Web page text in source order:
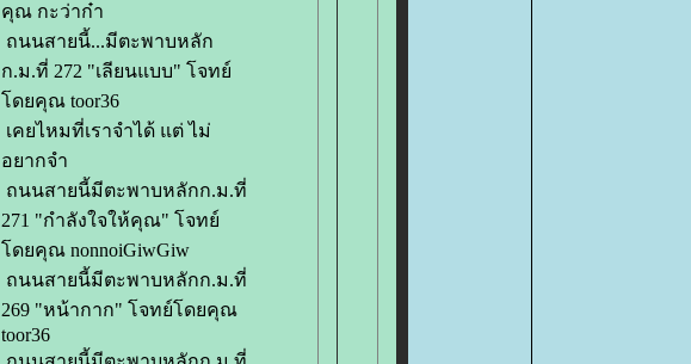
คุณ กะว่าก๋า
ถนนสายนี้...มีตะพาบหลัก
ก.ม.ที่ 272 "เลียนแบบ" โจทย์
ดยคุณ toor36
เคยไหมที่เราจำได้ แต่ ไม่
อยากจำ
ถนนสายนี้มีตะพาบหลักก.ม.ที่
271 "กำลังใจให้คุณ" โจทย์
ดยคุณ nonnoiGiwGiw
ถนนสายนี้มีตะพาบหลักก.ม.ที่
269 "หน้ากาก" โจทย์โดยคุณ
toor36